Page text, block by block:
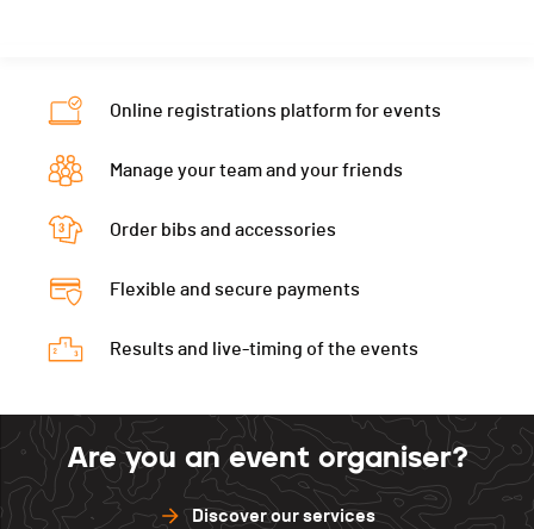
Online registrations platform for events
Manage your team and your friends
Order bibs and accessories
Flexible and secure payments
Results and live-timing of the events
Are you an event organiser?
Discover our services